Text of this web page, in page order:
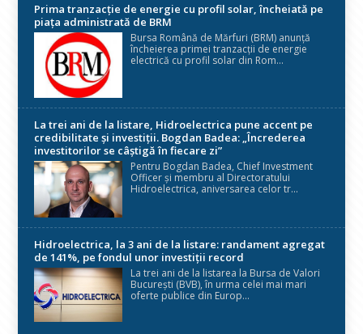
Prima tranzacție de energie cu profil solar, încheiată pe
piața administrată de BRM
Bursa Română de Mărfuri (BRM) anunță
încheierea primei tranzacții de energie
electrică cu profil solar din Rom...
La trei ani de la listare, Hidroelectrica pune accent pe
credibilitate și investiții. Bogdan Badea: „Încrederea
investitorilor se câștigă în fiecare zi”
Pentru Bogdan Badea, Chief Investment
Officer și membru al Directoratului
Hidroelectrica, aniversarea celor tr...
Hidroelectrica, la 3 ani de la listare: randament agregat
de 141%, pe fondul unor investiții record
La trei ani de la listarea la Bursa de Valori
București (BVB), în urma celei mai mari
oferte publice din Europ...